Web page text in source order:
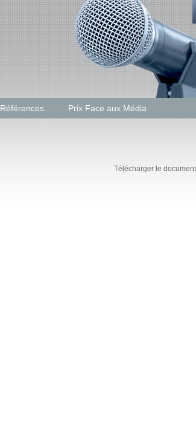
Références Prix Face aux Média
Télécharger le document